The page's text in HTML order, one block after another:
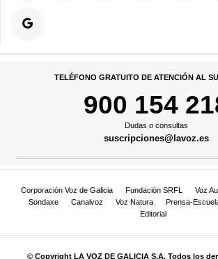
TELÉFONO GRATUITO DE ATENCIÓN AL
900 154
Dudas o consultas
suscripciones@lavoz.es
Corporación Voz de Galicia Fundación SRFL Voz
Sondaxe
Canalvoz Voz Natura Prensa-
Editorial
© Copyright LA VOZ DE GALICIA S.A. Todos los